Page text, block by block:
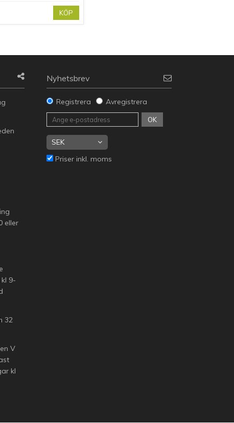
KÖP
eller
9-
32
V
kl
Nyhetsbrev
Registrera Avregistrera
OK
Priser inkl. moms